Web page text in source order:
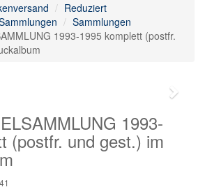
Reduziert
Sammlungen
1993-1995 komplett (postfr.
1993-
(postfr. und gest.) im